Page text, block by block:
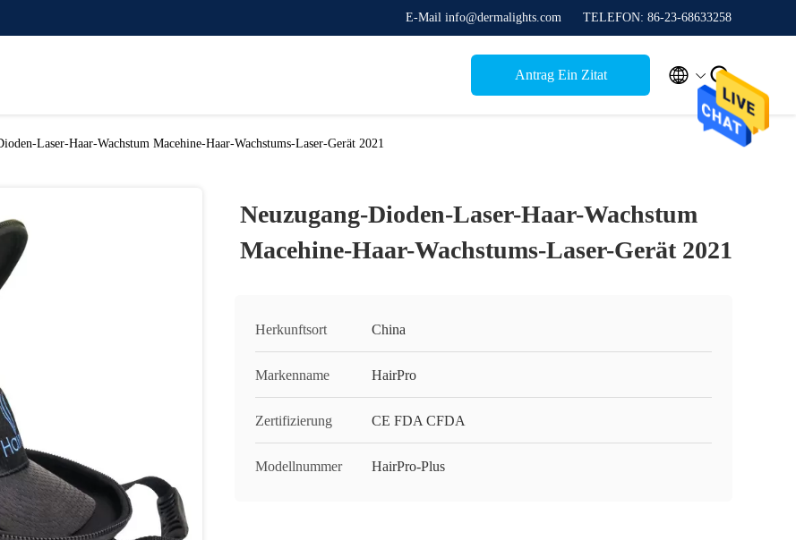
E-Mail info@dermalights.com TELEFON: 86-23-68633258
Antrag Ein Zitat  
Laser-Haar-Wachstum Macehine-Haar-Wachstums-Laser-Gerät 2021
Neuzugang-Dioden-Laser-Haar-Wachstum
Macehine-Haar-Wachstums-Laser-Gerät 2021
Herkunftsort China
Markenname HairPro
Zertifizierung CE FDA CFDA
Modellnummer HairPro-Plus